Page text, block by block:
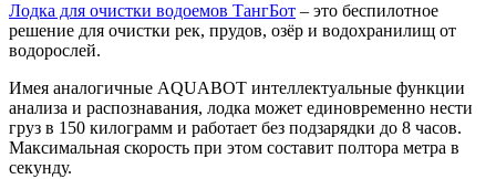
Лодка для очистки водоемов ТангБот – это беспилотное
решение для очистки рек, прудов, озёр и водохранилищ от
водорослей.
Имея аналогичные AQUABOT интеллектуальные функции
анализа и распознавания, лодка может единовременно нести
груз в 150 килограмм и работает без подзарядки до 8 часов.
Максимальная скорость при этом составит полтора метра в
секунду.